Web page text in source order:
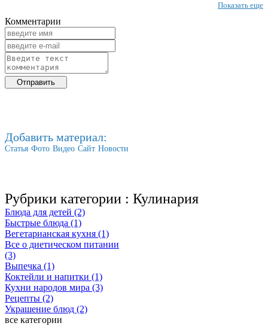
Показать еще
Комментарии
Добавить материал:
Статья Фото Видео Сайт Новости
Рубрики категории : Кулинария
Блюда для детей (2)
Быстрые блюда (1)
Вегетарианская кухня (1)
Все о диетическом питании
(3)
Выпечка (1)
Коктейли и напитки (1)
Кухни народов мира (3)
Рецепты (2)
Украшение блюд (2)
все категории